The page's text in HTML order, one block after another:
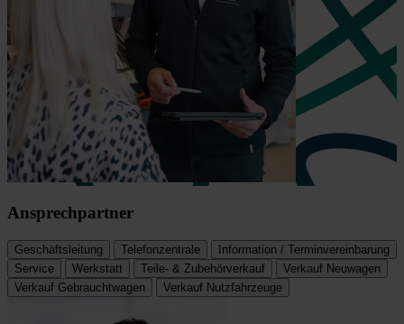
Ansprechpartner
Geschäftsleitung Telefonzentrale
Information / Terminvereinbarung
Service
Werkstatt Teile- & Zubehörverkauf
Verkauf Neuwagen
Verkauf Gebrauchtwagen
Verkauf Nutzfahrzeuge